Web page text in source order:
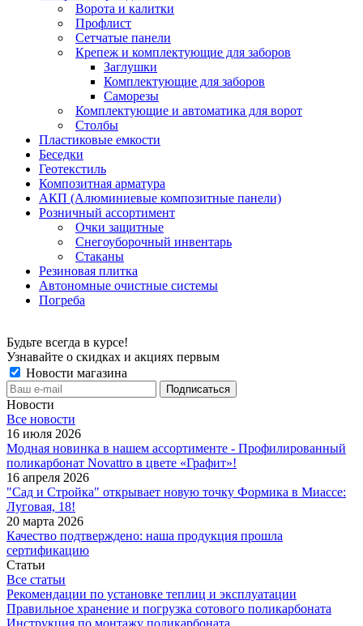
Ворота и калитки
Профлист
Сетчатые панели
Крепеж и комплектующие для заборов
Заглушки
Комплектующие для заборов
Саморезы
Комплектующие и автоматика для ворот
Столбы
Пластиковые емкости
Беседки
Геотекстиль
Композитная арматура
АКП (Алюминиевые композитные панели)
Розничный ассортимент
Очки защитные
Снегоуборочный инвентарь
Стаканы
Резиновая плитка
Автономные очистные системы
Погреба
Будьте всегда в курсе!
Узнавайте о скидках и акциях первым
Новости магазина
Новости
Все новости
16 июля 2026
Модная новинка в нашем ассортименте - Профилированный
поликарбонат Novattro в цвете «Графит»!
16 апреля 2026
"Сад и Стройка" открывает новую точку Формика в Миассе:
Луговая, 18!
20 марта 2026
Качество подтверждено: наша продукция прошла
сертификацию
Статьи
Все статьи
Рекомендации по установке теплиц и эксплуатации
Правильное хранение и погрузка сотового поликарбоната
Инструкция по монтажу поликарбоната